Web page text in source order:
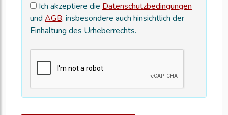
Ich akzeptiere die Datenschutzbedingungen
und AGB, insbesondere auch hinsichtlich der
Einhaltung des Urheberrechts.